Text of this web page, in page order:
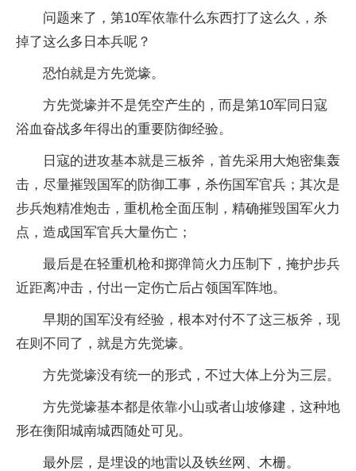
问题来了，第10军依靠什么东西打了这么久，杀
掉了这么多日本兵呢？
恐怕就是方先觉壕。
方先觉壕并不是凭空产生的，而是第10军同日寇
浴血奋战多年得出的重要防御经验。
日寇的进攻基本就是三板斧，首先采用大炮密集轰
击，尽量摧毁国军的防御工事，杀伤国军官兵；其次是
步兵炮精准炮击，重机枪全面压制，精确摧毁国军火力
点，造成国军官兵大量伤亡；
最后是在轻重机枪和掷弹筒火力压制下，掩护步兵
近距离冲击，付出一定伤亡后占领国军阵地。
早期的国军没有经验，根本对付不了这三板斧，现
在则不同了，就是方先觉壕。
方先觉壕没有统一的形式，不过大体上分为三层。
方先觉壕基本都是依靠小山或者山坡修建，这种地
形在衡阳城南城西随处可见。
最外层，是埋设的地雷以及铁丝网、木栅。